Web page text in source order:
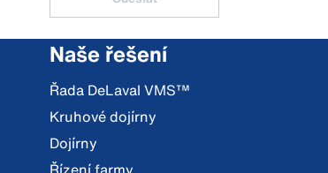
Naše řešení
Řada DeLaval VMS™
Kruhové dojírny
Dojírny